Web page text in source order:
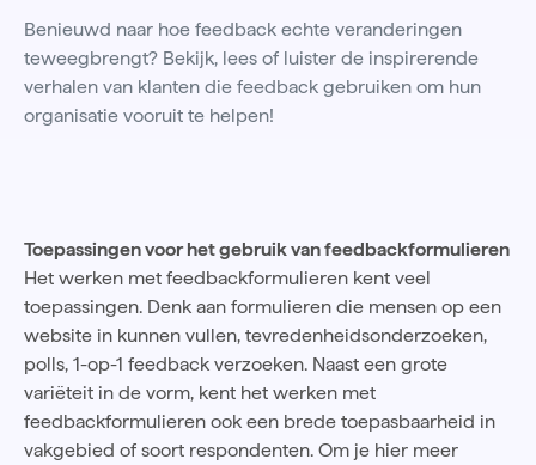
Benieuwd naar hoe feedback echte veranderingen
teweegbrengt? Bekijk, lees of luister de inspirerende
verhalen van klanten die feedback gebruiken om hun
organisatie vooruit te helpen!
Toepassingen voor het gebruik van feedbackformulieren
Het werken met feedbackformulieren kent veel
toepassingen. Denk aan formulieren die mensen op een
website in kunnen vullen, tevredenheidsonderzoeken,
polls, 1-op-1 feedback verzoeken. Naast een grote
variëteit in de vorm, kent het werken met
feedbackformulieren ook een brede toepasbaarheid in
vakgebied of soort respondenten. Om je hier meer